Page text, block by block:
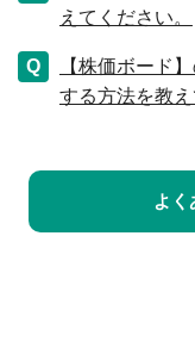
えてください。
【株価ボード
する方法を教え
よ